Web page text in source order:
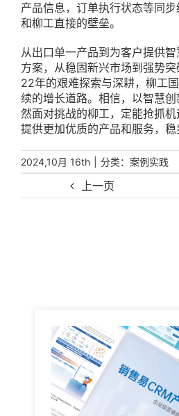
上一页
产品信息，订单执行状态等同
和柳工直接的壁垒。
从出口单一产品到为客户提供
方案，从稳固新兴市场到强势
22年的艰难探索与深耕，柳工
续的增长道路。相信，以智慧
然面对挑战的柳工，定能抢抓
提供更加优质的产品和服务，稳
2024,10月 16th 分类： 案例实践